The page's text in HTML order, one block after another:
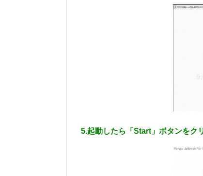
5.起動したら「Start」ボタンをク